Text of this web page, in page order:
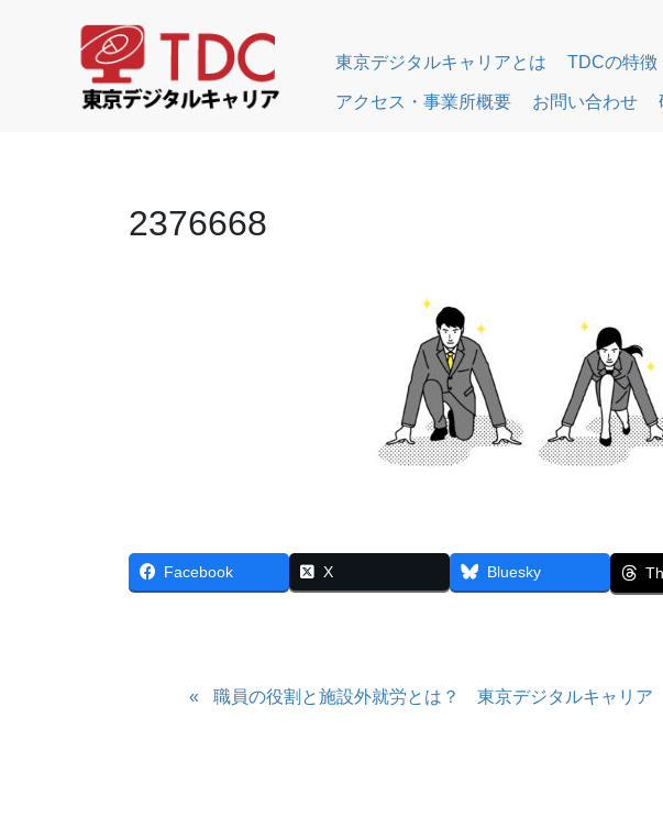
東京デジタルキャリアとは TDCの特徴
アクセス・事業所概要 お問い合わせ
2376668
Facebook X Bluesky
職員の役割と施設外就労とは？ 東京デジタルキャリ